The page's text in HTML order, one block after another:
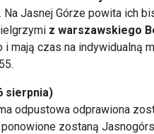
Jasnej Górze powita ich
z warszawskiego
mają czas na
sierpnia)
odpustowa odprawiona
zostaną